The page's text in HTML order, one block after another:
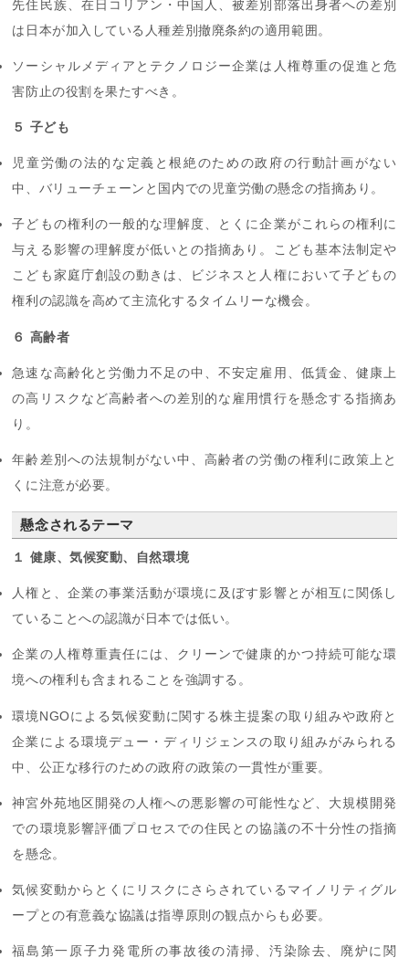
先住民族、在日コリアン・中国人、被差別部落出身者への差別
は日本が加入している人種差別撤廃条約の適用範囲。
ソーシャルメディアとテクノロジー企業は人権尊重の促進と危
害防止の役割を果たすべき。
５ 子ども
児童労働の法的な定義と根絶のための政府の行動計画がない
中、バリューチェーンと国内での児童労働の懸念の指摘あり。
子どもの権利の一般的な理解度、とくに企業がこれらの権利に
与える影響の理解度が低いとの指摘あり。こども基本法制定や
こども家庭庁創設の動きは、ビジネスと人権において子どもの
権利の認識を高めて主流化するタイムリーな機会。
６ 高齢者
急速な高齢化と労働力不足の中、不安定雇用、低賃金、健康上
の高リスクなど高齢者への差別的な雇用慣行を懸念する指摘あ
り。
年齢差別への法規制がない中、高齢者の労働の権利に政策上と
くに注意が必要。
懸念されるテーマ
１ 健康、気候変動、自然環境
人権と、企業の事業活動が環境に及ぼす影響とが相互に関係し
ていることへの認識が日本では低い。
企業の人権尊重責任には、クリーンで健康的かつ持続可能な環
境への権利も含まれることを強調する。
環境NGOによる気候変動に関する株主提案の取り組みや政府と
企業による環境デュー・ディリジェンスの取り組みがみられる
中、公正な移行のための政府の政策の一貫性が重要。
神宮外苑地区開発の人権への悪影響の可能性など、大規模開発
での環境影響評価プロセスでの住民との協議の不十分性の指摘
を懸念。
気候変動からとくにリスクにさらされているマイノリティグル
ープとの有意義な協議は指導原則の観点からも必要。
福島第一原子力発電所の事故後の清掃、汚染除去、廃炉に関